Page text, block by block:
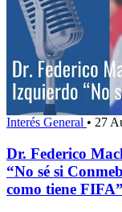
Interés General • 27
Dr. Federico
“No sé si
como tiene FIFA”